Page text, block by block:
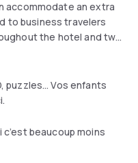
accommodate an extra
to business travelers
the hotel and two
at the bar or in the
around the world.
puzzles… Vos enfants
c’est beaucoup moins